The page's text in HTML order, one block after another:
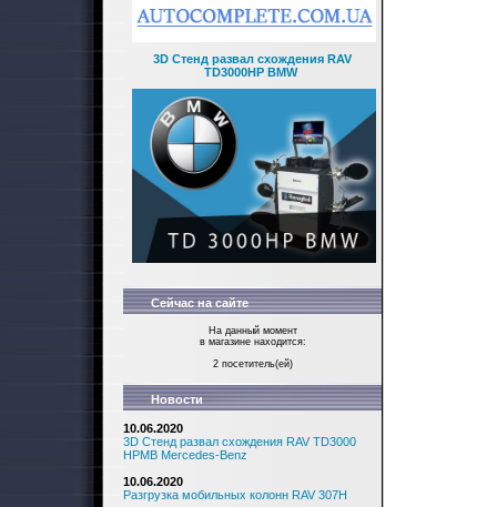
3D Стенд развал схождения RAV
TD3000HP BMW
Сейчас на сайте
На данный момент
в магазине находится:
2 посетитель(ей)
Новости
10.06.2020
3D Стенд развал схождения RAV TD3000
HPMB Mercedes-Benz
10.06.2020
Разгрузка мобильных колонн RAV 307H